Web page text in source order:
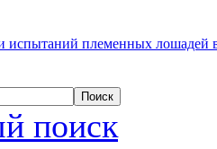
племенных лошадей
поиск